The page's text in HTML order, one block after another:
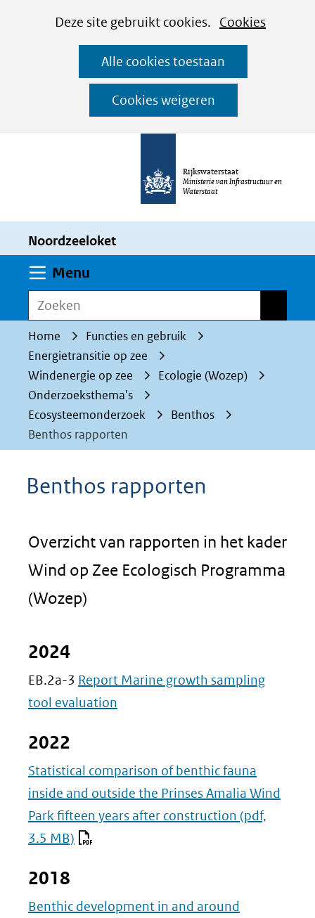
CookiesDeze site gebruikt cookies. Cookies
worden
toegestaan
geweigerd.
Alle cookies toestaan
Cookies weigeren
Ga
naar
de
inhoud
Rijkswaterstaat
Ministerie van Infrastructuur en
Waterstaat
Noordzeeloket
Menu
Zoeken
Home
Functies en gebruik
Energietransitie op zee
Windenergie op zee
Ecologie (Wozep)
Onderzoeksthema's
Ecosysteemonderzoek
Benthos
Benthos rapporten
Benthos rapporten
Overzicht van rapporten in het kader
Wind op Zee Ecologisch Programma
(Wozep)
2024
EB.2a-3 Report Marine growth sampling
tool evaluation
2022
Statistical comparison of benthic fauna
inside and outside the Prinses Amalia Wind
Park fifteen years after construction (pdf,
3.5 MB)
2018
Benthic development in and around